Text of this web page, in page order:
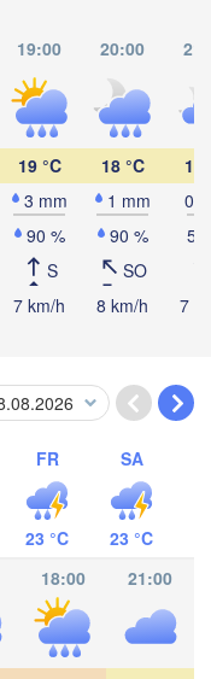
19:00 20:00
19 °C
3 mm
90 %
S
7 km/h
18 °C
1 mm
90 %
SO
8 km/h
18
0
50
7
FR
23 °C
SA
23 °C
18:00 21:00
Panamá